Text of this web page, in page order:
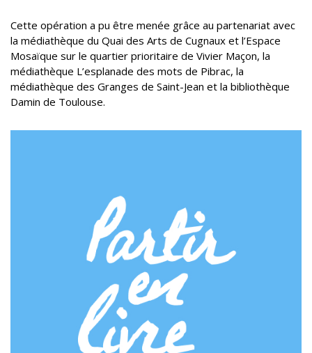
Cette opération a pu être menée grâce au partenariat avec
la médiathèque du Quai des Arts de Cugnaux et l’Espace
Mosaïque sur le quartier prioritaire de Vivier Maçon, la
médiathèque L’esplanade des mots de Pibrac, la
médiathèque des Granges de Saint-Jean et la bibliothèque
Damin de Toulouse.